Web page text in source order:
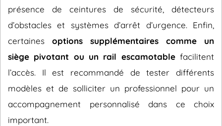
présence de ceintures de sécurité, détecteurs
d’obstacles et systèmes d’arrêt d’urgence. Enfin,
certaines options supplémentaires comme un
siège pivotant ou un rail escamotablefacilitent
l’accès. Il est recommandé de tester différents
modèles et de solliciter un professionnel pour un
accompagnement personnalisé dans ce choix
important.